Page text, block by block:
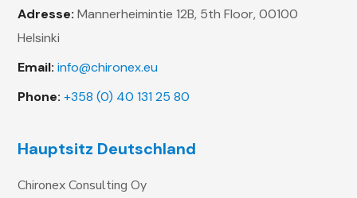
Adresse: Mannerheimintie 12B, 5th Floor,00100
Helsinki
Email: info@chironex.eu
Phone: +358 (0) 40 131 25 80
Hauptsitz Deutschland
Chironex Consulting Oy